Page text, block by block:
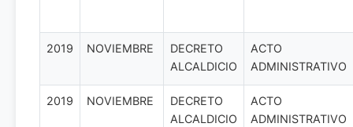
2019 NOVIEMBRE
DECRETO
ALCALDICIO
ACTO
ADMINISTRATIVO
2019 NOVIEMBRE
DECRETO
ALCALDICIO
ACTO
ADMINISTRATIVO